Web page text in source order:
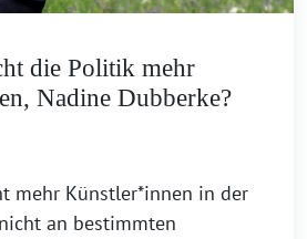
die Politik mehr
Nadine Dubberke?
mehr Künstler*innen in der
an bestimmten